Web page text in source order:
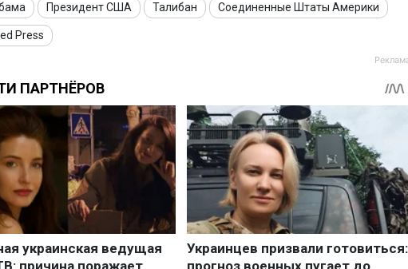
Президент США Талибан Соединенные Штаты Америки
Press